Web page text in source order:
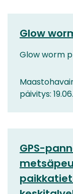
Glow
Glow worm
päivitys:
GPS-